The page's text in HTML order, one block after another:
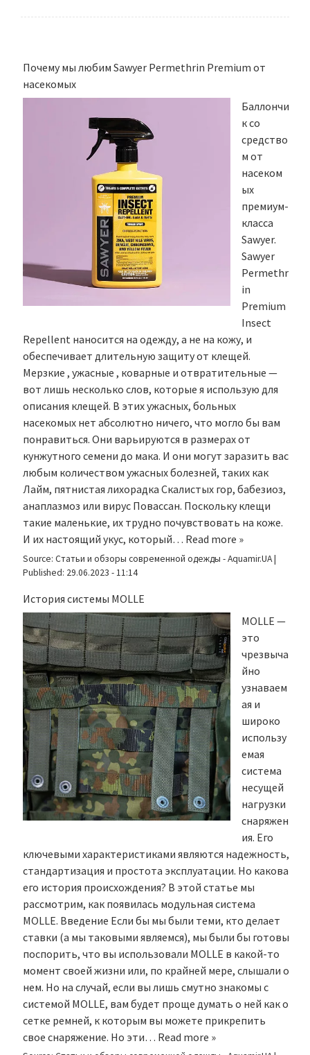
Почему мы любим Sawyer Permethrin Premium от
насекомых
Баллончи
к со
средство
м от
насеком
ых
премиум-
класса
Sawyer.
Sawyer
Permethr
in
Premium
Insect
Repellent наносится на одежду, а не на кожу, и
обеспечивает длительную защиту от клещей.
Мерзкие , ужасные , коварные и отвратительные —
вот лишь несколько слов, которые я использую для
описания клещей. В этих ужасных, больных
насекомых нет абсолютно ничего, что могло бы вам
понравиться. Они варьируются в размерах от
кунжутного семени до мака. И они могут заразить вас
любым количеством ужасных болезней, таких как
Лайм, пятнистая лихорадка Скалистых гор, бабезиоз,
анаплазмоз или вирус Повассан. Поскольку клещи
такие маленькие, их трудно почувствовать на коже.
И их настоящий укус, который… Read more »
Source: Статьи и обзоры современной одежды - Aquamir.UA|
Published: 29.06.2023 - 11:14
История системы MOLLE
MOLLE —
это
чрезвыча
йно
узнаваем
ая и
широко
использу
емая
система
несущей
нагрузки
снаряжен
ия. Его
ключевыми характеристиками являются надежность,
стандартизация и простота эксплуатации. Но какова
его история происхождения? В этой статье мы
рассмотрим, как появилась модульная система
MOLLE. Введение Если бы мы были теми, кто делает
ставки (а мы таковыми являемся), мы были бы готовы
поспорить, что вы использовали MOLLE в какой-то
момент своей жизни или, по крайней мере, слышали о
нем. Но на случай, если вы лишь смутно знакомы с
системой MOLLE, вам будет проще думать о ней как о
сетке ремней, к которым вы можете прикрепить
свое снаряжение. Но эти… Read more »